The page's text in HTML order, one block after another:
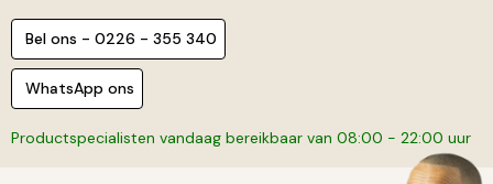
Bel ons - 0226 - 355 340
WhatsApp ons
Productspecialisten vandaag bereikbaar van 08:00 - 22:00 uur